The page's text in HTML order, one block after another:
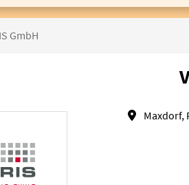
GmbH
Maxdorf,